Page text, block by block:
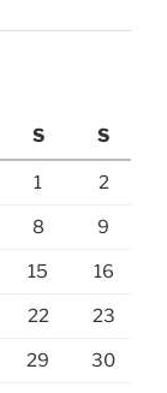
S S
1 2
8 9
15 16
22 23
29 30